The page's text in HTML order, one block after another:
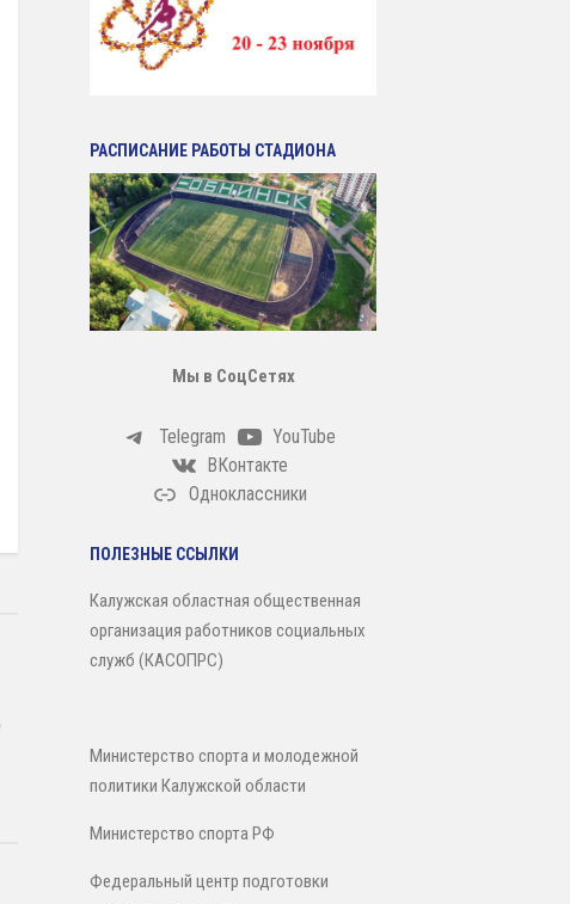
РАСПИСАНИЕ РАБОТЫ СТАДИОНА
Мы в СоцСетях
Telegram
YouTube
ВКонтакте
Одноклассники
ПОЛЕЗНЫЕ ССЫЛКИ
Калужская областная общественная
организация работников социальных
служб (КАСОПРС)
Министерство спорта и молодежной
политики Калужской области
Министерство спорта РФ
Федеральный центр подготовки